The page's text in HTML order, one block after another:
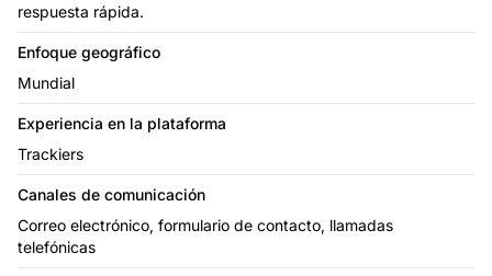
respuesta rápida.
Enfoque geográfico
Mundial
Experiencia en la plataforma
Trackiers
Canales de comunicación
Correo electrónico, formulario de contacto, llamadas
telefónicas